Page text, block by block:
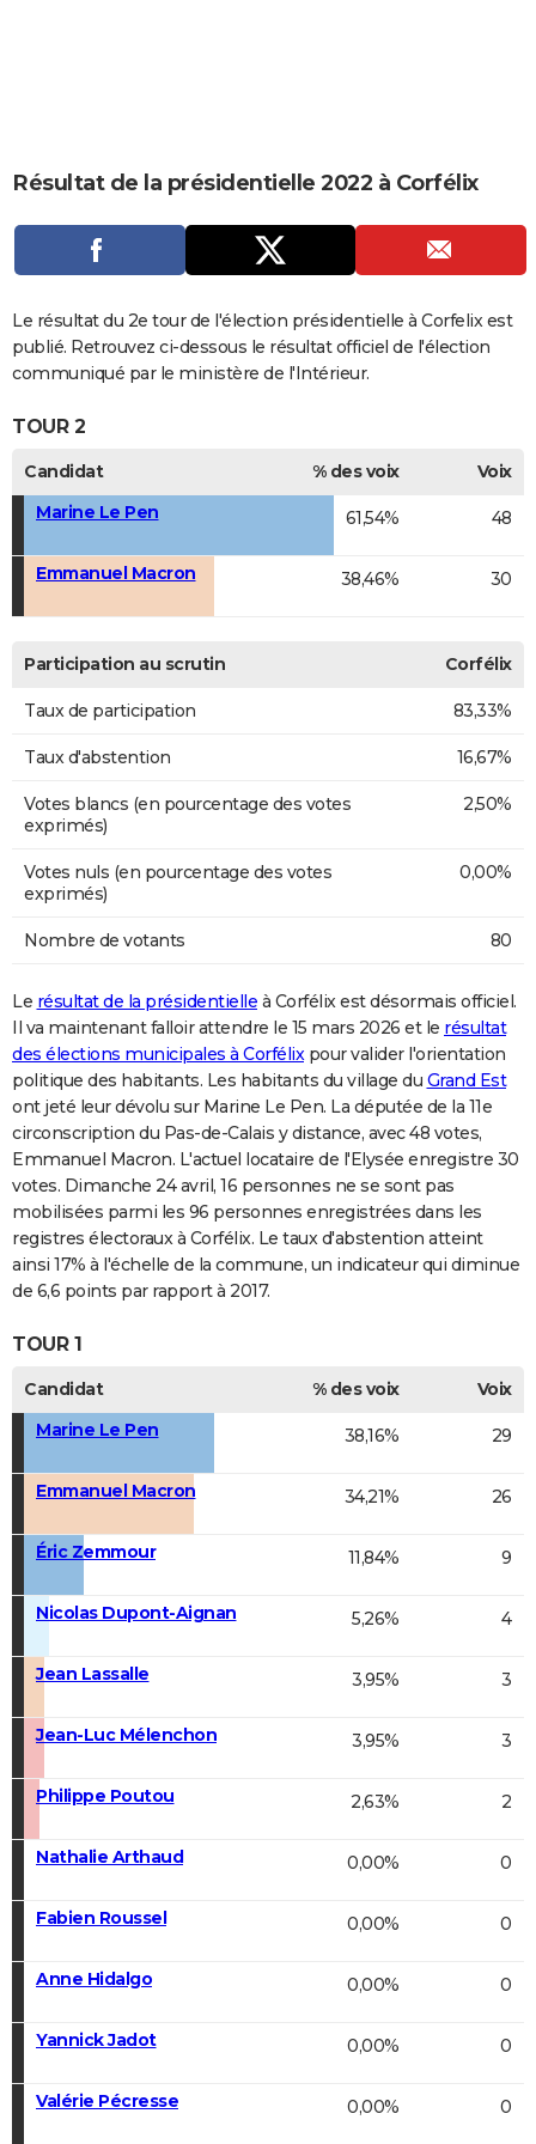
CARTE DE VOEUX
DICTIONNAIRE
Dictionnaire
Biographies
Expressions
Proverbes
PROGRAMME TV
COPAINS D'AVANT
Se connecter
Collèges
Universités
Entreprises
Service militaire
Avis de recherche
AVIS DE DÉCÈS
FORUM
Bricolage
Culture
Television
Voyage
Résultat de la présidentielle 2022 à Corfélix
Le résultat du 2e tour de l'élection présidentielle à Corfelix est
publié. Retrouvez ci-dessous le résultat officiel de l'élection
communiqué par le ministère de l'Intérieur.
TOUR 2
Candidat % des voix
Voix
Marine Le Pen
61,54% 48
Emmanuel Macron 38,46% 30
Participation au scrutin Corfélix
Taux de participation 83,33%
Taux d'abstention 16,67%
Votes blancs (en pourcentage des votes
exprimés)
2,50%
Votes nuls (en pourcentage des votes
exprimés)
0,00%
Nombre de votants 80
Le résultat de la présidentielle à Corfélix est désormais officiel.
Il va maintenant falloir attendre le 15 mars 2026 et le résultat
des élections municipales à Corfélixpour valider l'orientation
politique des habitants. Les habitants du village du Grand Est
ont jeté leur dévolu sur Marine Le Pen. La députée de la 11e
circonscription du Pas-de-Calais y distance, avec 48 votes,
Emmanuel Macron. L'actuel locataire de l'Elysée enregistre 30
votes. Dimanche 24 avril, 16 personnes ne se sont pas
mobilisées parmi les 96 personnes enregistrées dans les
registres électoraux à Corfélix. Le taux d'abstention atteint
ainsi 17% à l'échelle de la commune, un indicateur qui diminue
de 6,6 points par rapport à 2017.
TOUR 1
Candidat % des voix
Voix
Marine Le Pen
38,16% 29
Emmanuel Macron 34,21% 26
Éric Zemmour 11,84% 9
Nicolas Dupont-Aignan 5,26% 4
Jean Lassalle 3,95% 3
Jean-Luc Mélenchon 3,95% 3
Philippe Poutou 2,63% 2
Nathalie Arthaud 0,00% 0
Fabien Roussel 0,00% 0
Anne Hidalgo 0,00% 0
Yannick Jadot 0,00% 0
Valérie Pécresse 0,00% 0